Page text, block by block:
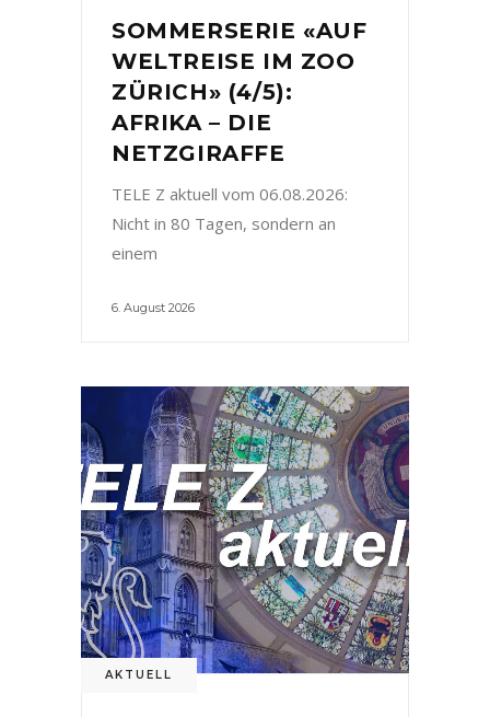
SOMMERSERIE «AUF
WELTREISE IM ZOO
ZÜRICH» (4/5):
AFRIKA – DIE
NETZGIRAFFE
TELE Z aktuell vom 06.08.2026:
Nicht in 80 Tagen, sondern an
einem
6. August 2026
AKTUELL